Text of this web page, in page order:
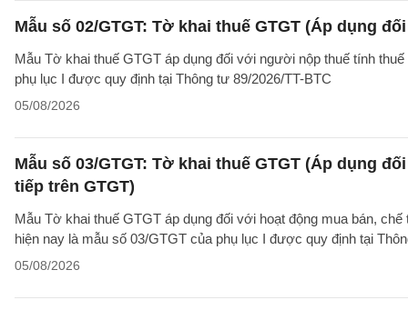
Mẫu số 02/GTGT: Tờ khai thuế GTGT (Áp dụng
Mẫu Tờ khai thuế GTGT áp dụng đối với người nộp thuế tính
phụ lục I được quy định tại Thông tư 89/2026/TT-BTC
05/08/2026
Mẫu số 03/GTGT: Tờ khai thuế GTGT (Áp dụng
tiếp trên GTGT)
Mẫu Tờ khai thuế GTGT áp dụng đối với hoạt động mua bán,
hiện nay là mẫu số 03/GTGT của phụ lục I được quy định tại
05/08/2026